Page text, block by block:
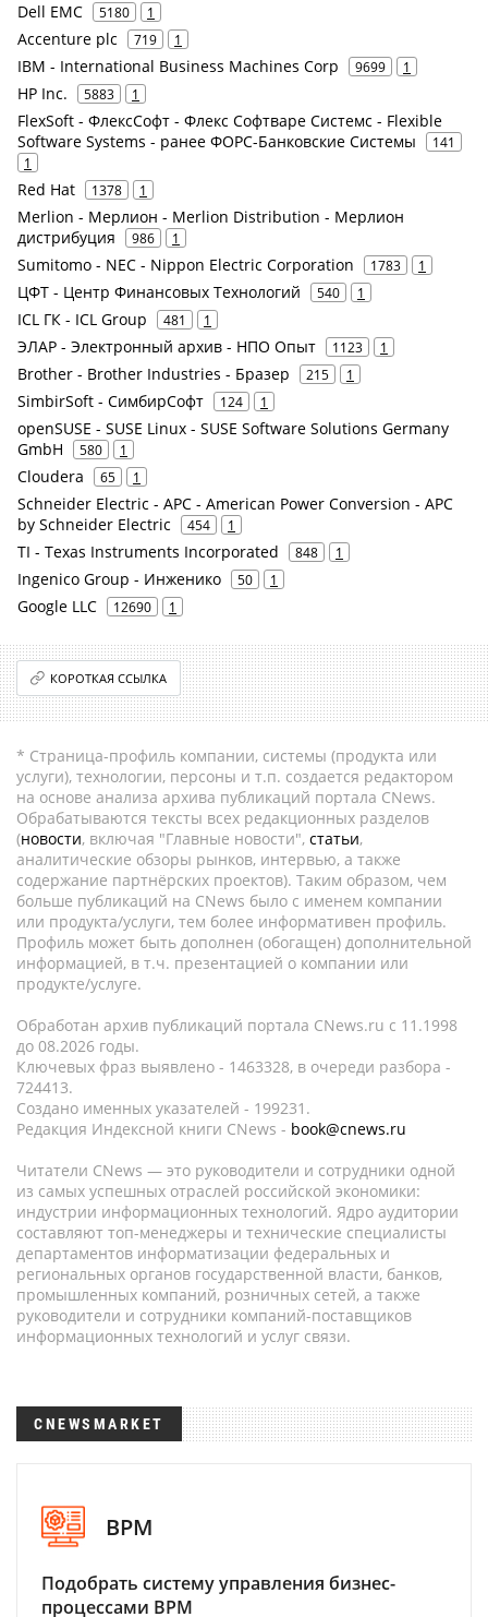
Dell EMC 5180 1
Accenture plc 719 1
IBM - International Business Machines Corp 9699 1
HP Inc. 5883 1
FlexSoft - ФлексСофт - Флекс Софтваре Системс - Flexible
Software Systems - ранее ФОРС-Банковские Системы
141
1
Red Hat 1378 1
Merlion - Мерлион - Merlion Distribution - Мерлион
дистрибуция
986 1
Sumitomo - NEC - Nippon Electric Corporation 1783 1
ЦФТ - Центр Финансовых Технологий 540 1
ICL ГК - ICL Group 481 1
ЭЛАР - Электронный архив - НПО Опыт 1123 1
Brother - Brother Industries - Бразер 215 1
SimbirSoft - СимбирСофт 124 1
openSUSE - SUSE Linux - SUSE Software Solutions Germany
GmbH
580 1
Cloudera 65 1
Schneider Electric - APC - American Power Conversion - APC
by Schneider Electric
454 1
TI - Texas Instruments Incorporated 848 1
Ingenico Group - Инженико 50 1
Google LLC 12690 1
КОРОТКАЯ ССЫЛКА
* Страница-профиль компании, системы (продукта или
услуги), технологии, персоны и т.п. создается редактором
на основе анализа архива публикаций портала CNews.
Обрабатываются тексты всех редакционных разделов
(новости, включая "Главные новости", статьи,
аналитические обзоры рынков, интервью, а также
содержание партнёрских проектов). Таким образом, чем
больше публикаций на CNews было с именем компании
или продукта/услуги, тем более информативен профиль.
Профиль может быть дополнен (обогащен) дополнительной
информацией, в т.ч. презентацией о компании или
продукте/услуге.
Обработан архив публикаций портала CNews.ru c 11.1998
до 08.2026 годы.
Ключевых фраз выявлено - 1463328, в очереди разбора -
724413.
Создано именных указателей - 199231.
Редакция Индексной книги CNews - book@cnews.ru
Читатели CNews — это руководители и сотрудники одной
из самых успешных отраслей российской экономики:
индустрии информационных технологий. Ядро аудитории
составляют топ-менеджеры и технические специалисты
департаментов информатизации федеральных и
региональных органов государственной власти, банков,
промышленных компаний, розничных сетей, а также
руководители и сотрудники компаний-поставщиков
информационных технологий и услуг связи.
CNEWSMARKET
BPM
Подобрать систему управления бизнес-
процессами BPM